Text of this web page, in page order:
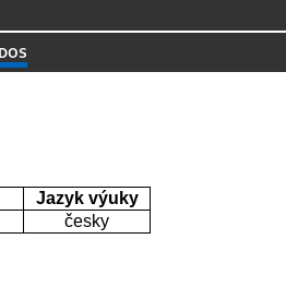
Jazyk výuky
česky